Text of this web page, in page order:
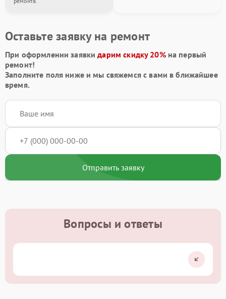
Оставьте заявку на ремонт
При оформлении заявкидарим скидку 20%на первый
ремонт!
Заполните поля ниже и мы свяжемся с вами в ближайшее
время.
Отправить заявку
Вопросы и ответы